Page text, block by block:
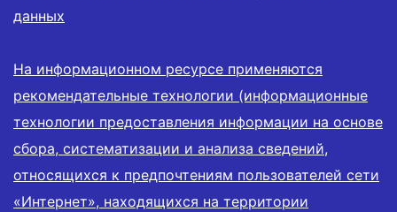
данных
На информационном ресурсе применяются
рекомендательные технологии (информационные
технологии предоставления информации на основе
сбора, систематизации и анализа сведений,
относящихся к предпочтениям пользователей сети
«Интернет», находящихся на территории